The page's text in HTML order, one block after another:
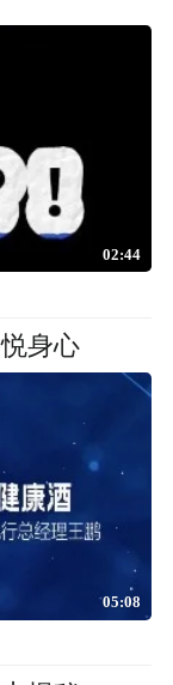
02:44
身心
05:08